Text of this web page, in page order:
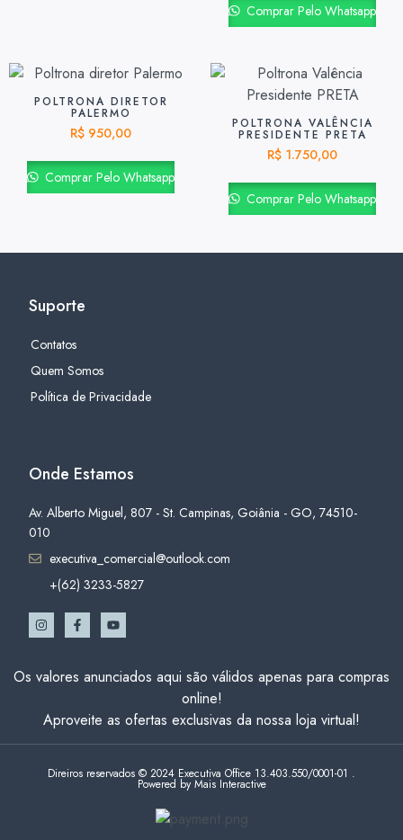
Comprar Pelo Whatsapp
POLTRONA DIRETOR
PALERMO
R$ 950,00
Comprar Pelo Whatsapp
POLTRONA VALÊNCIA
PRESIDENTE PRETA
R$ 1.750,00
Comprar Pelo Whatsapp
Suporte
Contatos
Quem Somos
Política de Privacidade
Onde Estamos
Av. Alberto Miguel, 807 - St. Campinas, Goiânia - GO, 74510-
010
executiva_comercial@outlook.com
+(62) 3233-5827
Os valores anunciados aqui são válidos apenas para compras
online!
Aproveite as ofertas exclusivas da nossa loja virtual!
Direiros reservados © 2024 Executiva Office 13.403.550/0001-01 .
Powered by Mais Interactive